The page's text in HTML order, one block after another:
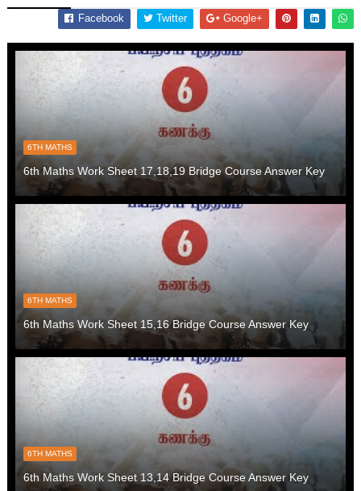
Facebook Twitter Google+
6TH MATHS
6th Maths Work Sheet 17,18,19 Bridge Course Answer Key
6TH MATHS
6th Maths Work Sheet 15,16 Bridge Course Answer Key
6TH MATHS
6th Maths Work Sheet 13,14 Bridge Course Answer Key